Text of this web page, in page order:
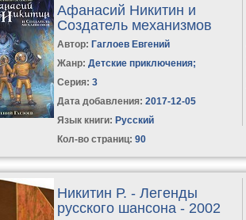
Афанасий Никитин и
Создатель механизмов
Автор: Гаглоев Евгений
Жанр: Детские приключения;
Серия:3
Дата добавления: 2017-12-05
Язык книги: Русский
Кол-во страниц: 90
Никитин Р. - Легенды
русского шансона - 2002